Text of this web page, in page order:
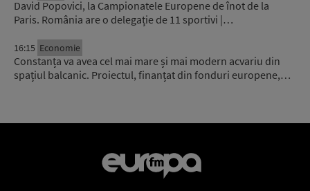
David Popovici, la Campionatele Europene de înot de la
Paris. România are o delegație de 11 sportivi |…
16:15 Economie
Constanța va avea cel mai mare și mai modern acvariu din
spațiul balcanic. Proiectul, finanțat din fonduri europene,…